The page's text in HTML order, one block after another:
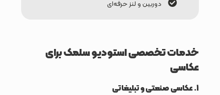
دوربین و لنز حرفه‌ای
خدمات تخصصی استودیو سلمک برای
عکاسی
1. عکاسی صنعتی و تبلیغاتی